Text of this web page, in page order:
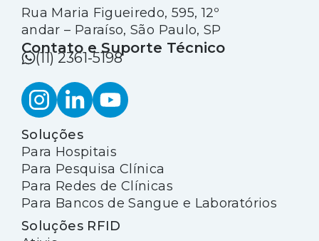
Rua Maria Figueiredo, 595, 12º
andar – Paraíso, São Paulo, SP
Contato e Suporte Técnico
(11) 2361-5198
Soluções
Para Hospitais
Para Pesquisa Clínica
Para Redes de Clínicas
Para Bancos de Sangue e Laboratórios
Soluções RFID